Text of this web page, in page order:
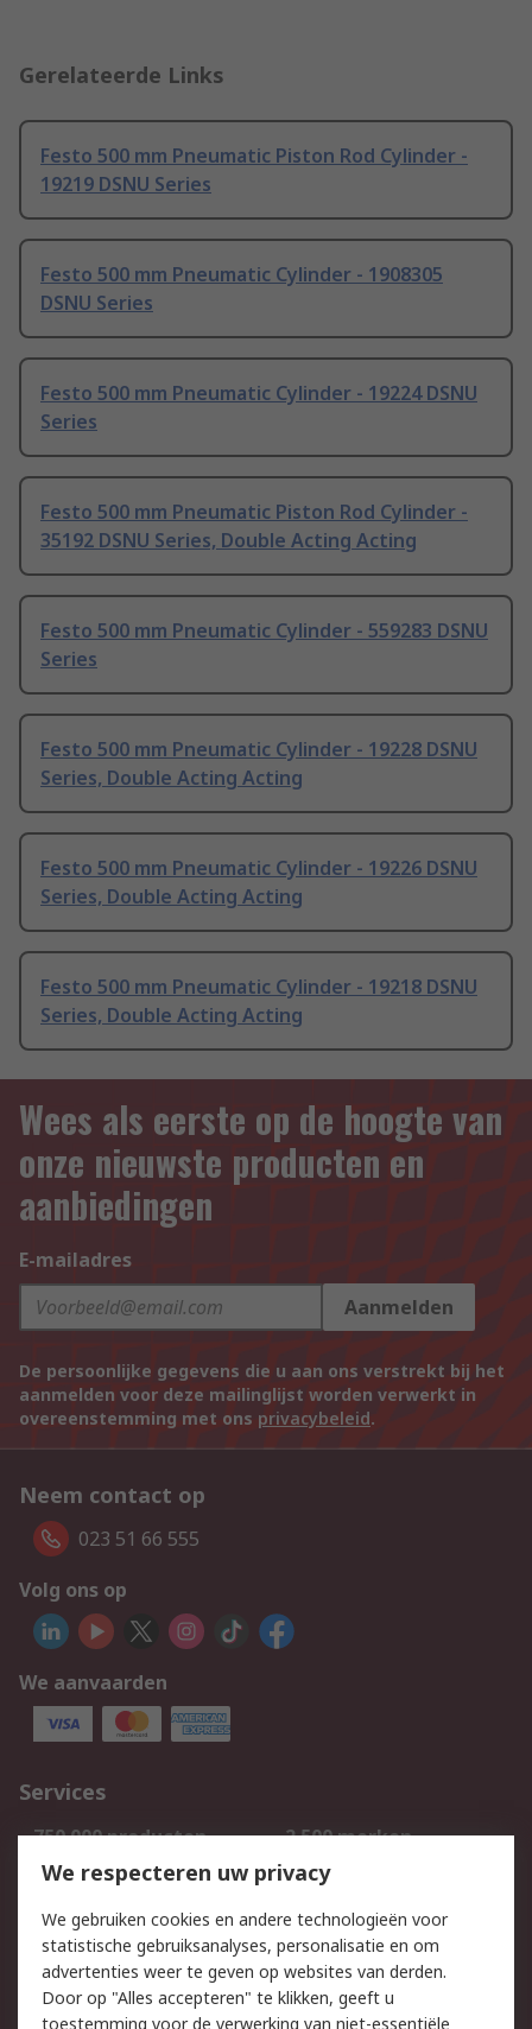
Gerelateerde Links
Festo 500 mm Pneumatic Piston Rod Cylinder -
19219 DSNU Series
Festo 500 mm Pneumatic Cylinder - 1908305
DSNU Series
Festo 500 mm Pneumatic Cylinder - 19224 DSNU
Series
Festo 500 mm Pneumatic Piston Rod Cylinder -
35192 DSNU Series, Double Acting Acting
Festo 500 mm Pneumatic Cylinder - 559283 DSNU
Series
Festo 500 mm Pneumatic Cylinder - 19228 DSNU
Series, Double Acting Acting
Festo 500 mm Pneumatic Cylinder - 19226 DSNU
Series, Double Acting Acting
Festo 500 mm Pneumatic Cylinder - 19218 DSNU
Series, Double Acting Acting
Wees als eerste op de hoogte van
onze nieuwste producten en
aanbiedingen
E-mailadres
Aanmelden
De persoonlijke gegevens die u aan ons verstrekt bij het
aanmelden voor deze mailinglijst worden verwerkt in
overeenstemming met ons privacybeleid.
Neem contact op
023 51 66 555
Volg ons op
We aanvaarden
Services
750.000 producten
2.500 merken
Bestellen
Inkoopoplossingen
Track & Trace
Wettelijk
We respecteren uw privacy
We gebruiken cookies en andere technologieën voor
statistische gebruiksanalyses, personalisatie en om
advertenties weer te geven op websites van derden.
Door op "Alles accepteren" te klikken, geeft u
toestemming voor de verwerking van niet-essentiële